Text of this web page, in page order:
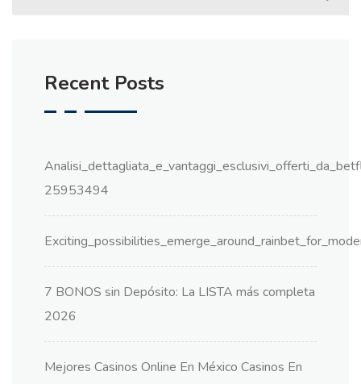
Recent Posts
25953494
7 BONOS sin Depósito: La LISTA más completa
2026
Mejores Casinos Online En México Casinos En